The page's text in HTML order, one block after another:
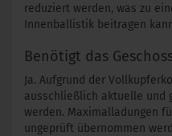
reduziert werden, was zu
Innenballistik beitragen
Benötigt das
Ja. Aufgrund der
ausschließlich aktuelle und
werden. Maximalladungen
ungeprüft übernommen